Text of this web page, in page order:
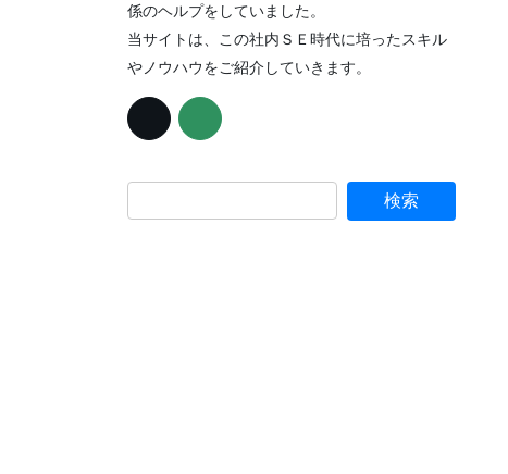
係のヘルプをしていました。
当サイトは、この社内ＳＥ時代に培ったスキル
やノウハウをご紹介していきます。